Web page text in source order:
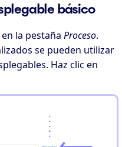
básico
la pestaña Proceso.
se pueden utilizar
Haz clic en